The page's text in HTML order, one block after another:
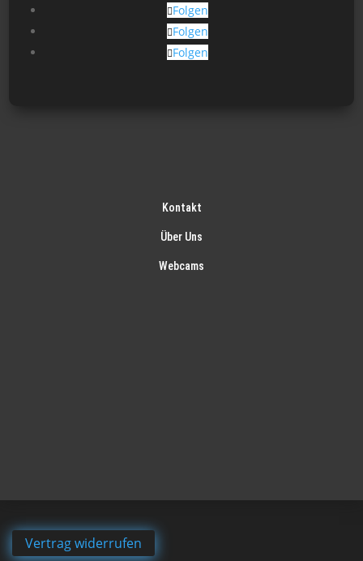
Folgen
Folgen
Folgen
Kontakt
Über Uns
Webcams
Vertrag widerrufen